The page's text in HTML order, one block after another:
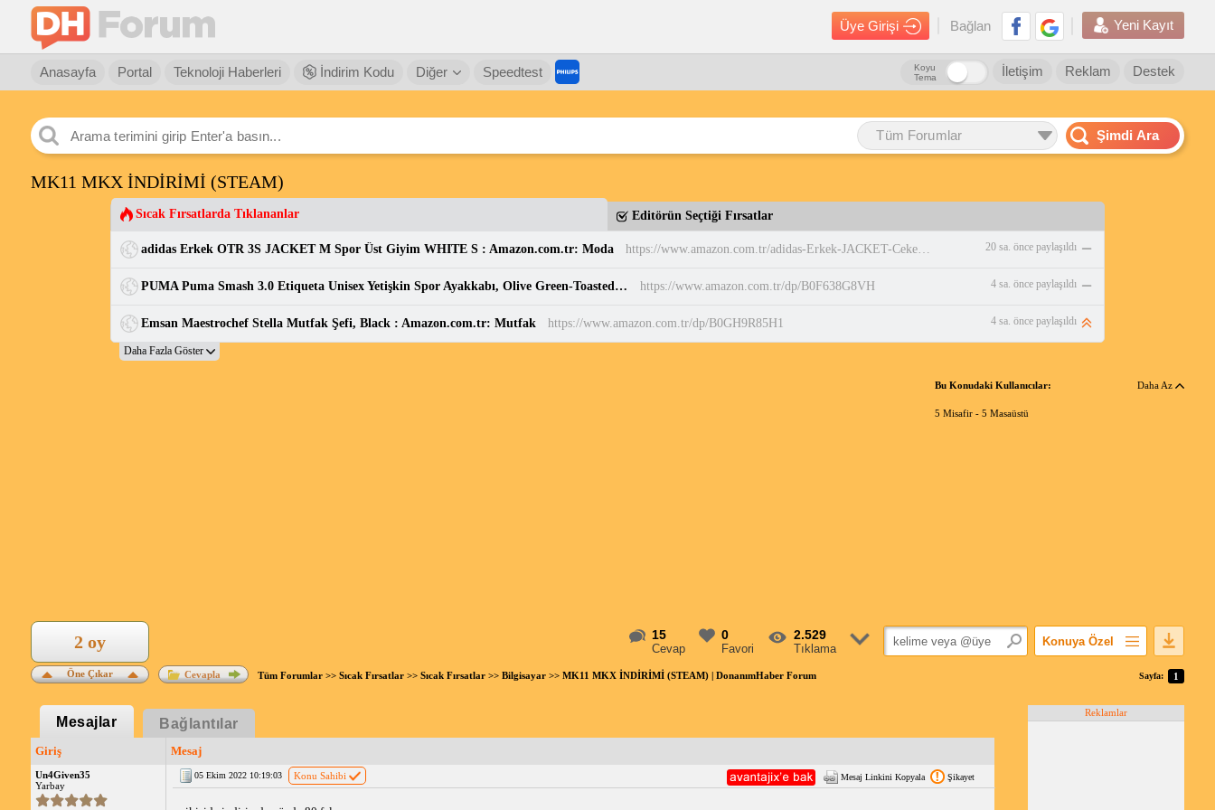
Üye Girişi Bağlan Yeni Kayıt
Anasayfa Portal Teknoloji Haberleri İndirim Kodu Diğer Speedtest Destek
Reklam
İletişim
Koyu
Tema
Tüm Forumlar Şimdi Ara
MK11 MKX İNDİRİMİ (STEAM)
Sıcak Fırsatlarda Tıklananlar Editörün Seçtiği Fırsatlar
adidas Erkek OTR 3S JACKET M Spor Üst Giyim WHITE S : Amazon.com.tr: Moda https://www.amazon.com.tr/adidas-Erkek-JACKET-Ceket-WHITE/dp/B0DPBMQX1P 20 sa. önce paylaşıldı
PUMA Puma Smash 3.0 Etiqueta Unisex Yetişkin Spor Ayakkabı, Olive Green-Toasted Almond, 37 : Amazon.com.tr: Moda https://www.amazon.com.tr/dp/B0F638G8VH 4 sa. önce paylaşıldı
Emsan Maestrochef Stella Mutfak Şefi, Black : Amazon.com.tr: Mutfak https://www.amazon.com.tr/dp/B0GH9R85H1 4 sa. önce paylaşıldı
Bu Konudaki Kullanıcılar: Daha Az
5 Misafir - 5 Masaüstü
15
Cevap
0
Favori
2.529
Tıklama
Konuya Özel
Popüler Mesajlar
Öne Çıkar
2 oy
Cevapla Tüm Forumlar>> Sıcak Fırsatlar>> Sıcak Fırsatlar>> Bilgisayar>> MK11 MKX İNDİRİMİ (STEAM) | DonanımHaber Forum Sayfa: 1
Mesajlar Bağlantılar
Giriş Mesaj
Un4Given35
Yarbay
05 Ekim 2022 10:19:03 Konu Sahibi Mesaj Linkini Kopyala Şikayet
Reklamlar